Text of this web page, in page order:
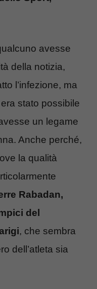
avesse
della notizia,
l’infezione, ma
stato possibile
un legame
Anche perché,
la qualità
Rabadan,
del
, che sembra
dell’atleta sia